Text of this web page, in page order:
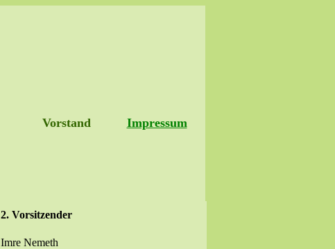
Vorstand Impressum
2. Vorsitzender
Imre Nemeth